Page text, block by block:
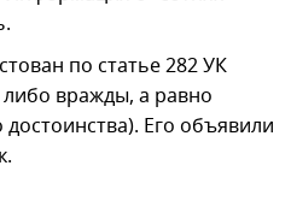
по статье 282 УК
вражды, а равно
Его объявили